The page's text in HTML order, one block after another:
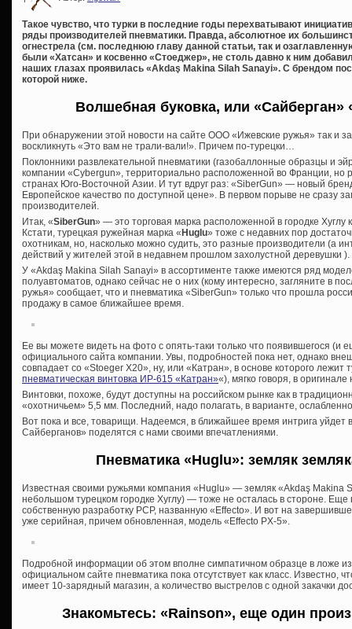
Такое чувство, что турки в последние годы перехватывают
ряды производителей пневматики. Правда, абсолютное их
огнестрела (см. последнюю главу данной статьи, так и
были «Хатсан» и косвенно «Стоеджер», не столь давно к ним
наших глазах проявилась «Akdaş Makina Silah Sanayi». С брендом
которой ниже.
Волшебная буковка, или «Сайберган»
При обнаружении этой новости на сайте ООО «Ижевские ружья» так и
воскликнуть «Это вам не трали-вали!». Причем по-турецки…
Поклонники развлекательной пневматики (газобаллонные образцы и
компании «Cybergun», территориально расположенной во Франции, но
странах Юго-Восточной Азии. И тут вдруг раз: «SiberGun» — новый
Европейское качество по доступной цене». В первом порыве не сразу
производителей.
Итак, «SiberGun» — это торговая марка расположенной в городке
Кстати, турецкая ружейная марка « Huglu» тоже с недавних пор
охотникам, но, насколько можно судить, это разные производители (а
действий у жителей этой в недавнем прошлом захолустной деревушки ).
У «Akdaş Makina Silah Sanayi» в ассортименте также имеются ряд
полуавтоматов, однако сейчас не о них (кому интересно, загляните в
ружья» сообщает, что и пневматика «SiberGun» только что прошла
продажу в самое ближайшее время.
Ее вы можете видеть на фото с опять-таки только что появившегося (и
официального сайта компании. Увы, подробностей пока нет, однако
совпадает со «Stoeger X20», ну, или «Катран», в основе которого лежит
пневматическая винтовка ИР-615 «Катран»«), мягко говоря, в
Винтовки, похоже, будут доступны на российском рынке как в
«охотничьем» 5,5 мм. Последний, надо полагать, в варианте,
Вот пока и все, товарищи. Надеемся, в ближайшее время интрига
Сайберганов» поделятся с нами своими впечатлениями.
Пневматика «Huglu»: земляк
Известная своими ружьями компания «Huglu» — земляк «Akdaş Makina
небольшом турецком городке Хуглу) — тоже не осталась в стороне.
собственную разработку PCP, названную «Effecto». И вот на
уже серийная, причем обновленная, модель «Effecto PX-5».
Подробной информации об этом вполне симпатичном образце в ложе
официальном сайте пневматика пока отсутствует как класс. Известно,
имеет 10-зарядный магазин, а количество выстрелов с одной закачки
Знакомьтесь: «Rainson», еще один